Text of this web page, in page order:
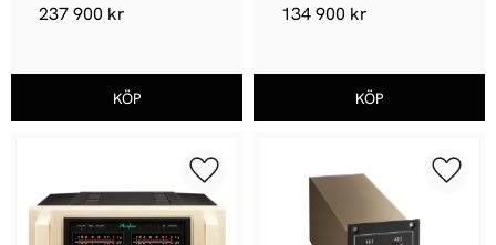
237 900 kr 134 900 kr
Lägg till i favoriter Lägg